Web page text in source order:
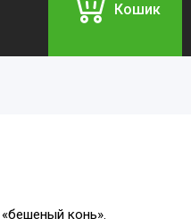
Кошик
конь».